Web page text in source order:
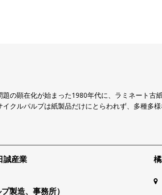
題の顕在化が始まった1980年代に、ラミネート古
イクルパルプは紙製品だけにとらわれず、多種多
誠産業
製造、事務所）